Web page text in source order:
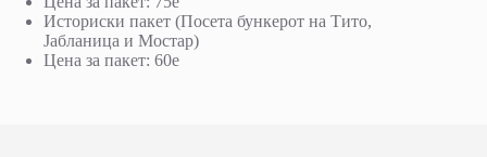
Историски пакет (Посета бункерот на Тито,
Јабланица и Мостар)
Цена за пакет: 60e